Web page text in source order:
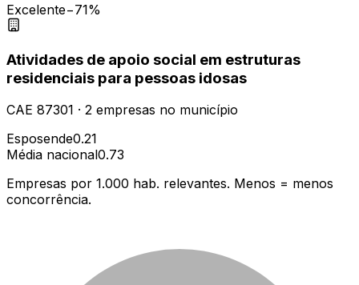
Excelente−71%
Atividades de apoio social em estruturas
residenciais para pessoas idosas
CAE 87301 · 2 empresas no município
Esposende0.21
Média nacional0.73
Empresas por 1.000 hab. relevantes. Menos = menos
concorrência.